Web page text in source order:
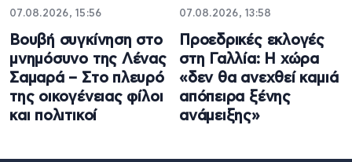
07.08.2026, 15:56
Βουβή συγκίνηση στο
μνημόσυνο της Λένας
Σαμαρά – Στο πλευρό
της οικογένειας φίλοι
και πολιτικοί
07.08.2026, 13:58
Προεδρικές εκλογές
στη Γαλλία: Η χώρα
«δεν θα ανεχθεί καμιά
απόπειρα ξένης
ανάμειξης»